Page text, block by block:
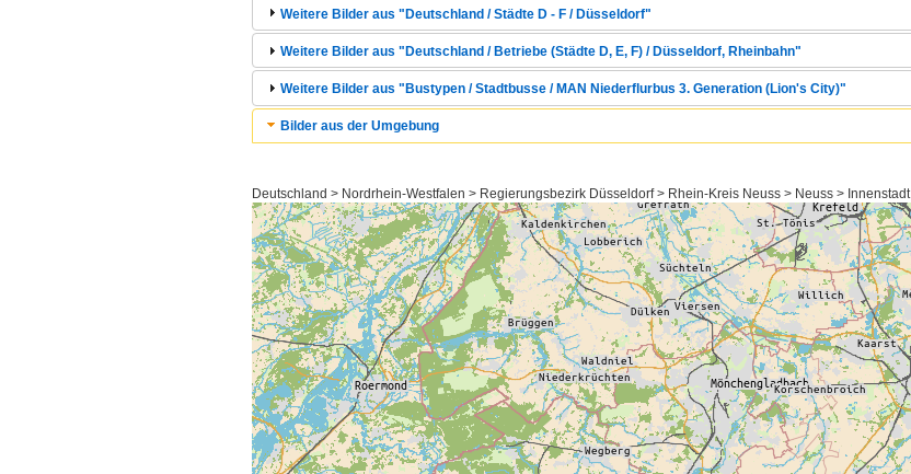
Weitere Bilder aus "Deutschland / Städte D - F / Düsseldorf"
Weitere Bilder aus "Deutschland / Betriebe (Städte D, E, F) / Düsseldorf, Rheinbahn"
Weitere Bilder aus "Bustypen / Stadtbusse / MAN Niederflurbus 3. Generation (Lion's City)"
Bilder aus der Umgebung
Deutschland > Nordrhein-Westfalen > Regierungsbezirk Düsseldorf > Rhein-Kreis Neuss > Neuss > Innenstadt